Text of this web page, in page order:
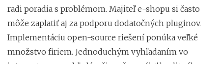
radi poradia s problémom. Majiteľ e-shopu si často
môže zaplatiť aj za podporu dodatočných pluginov.
Implementáciu open-source riešení ponúka veľké
množstvo firiem. Jednoduchým vyhľadaním vo